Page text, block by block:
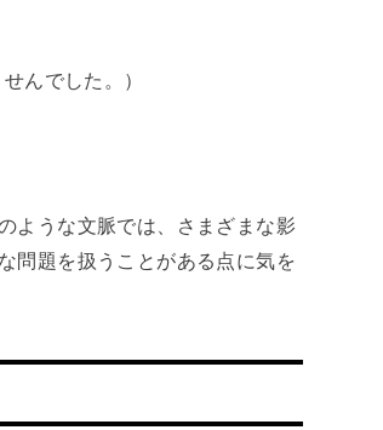
んでした。）
ような文脈では、さまざまな影
問題を扱うことがある点に気を